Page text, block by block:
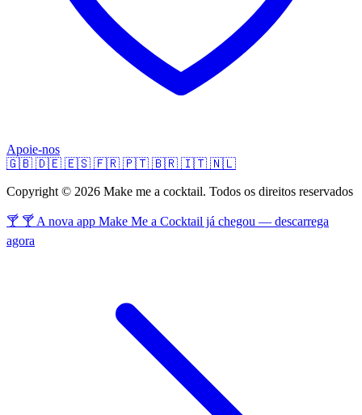
Apoie-nos
🇬🇧 🇩🇪 🇪🇸 🇫🇷 🇵🇹 🇧🇷 🇮🇹 🇳🇱
Copyright © 2026 Make me a cocktail. Todos os direitos reservados
🍸 🍸 A nova app Make Me a Cocktail já chegou — descarrega
agora